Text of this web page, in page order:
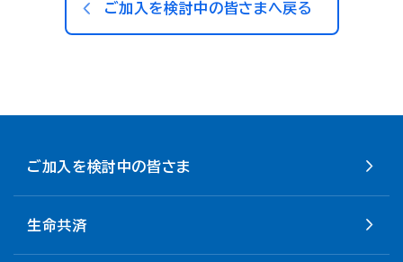
ご加入を検討中の皆さまへ戻る
ご加入を検討中の皆さま
生命共済